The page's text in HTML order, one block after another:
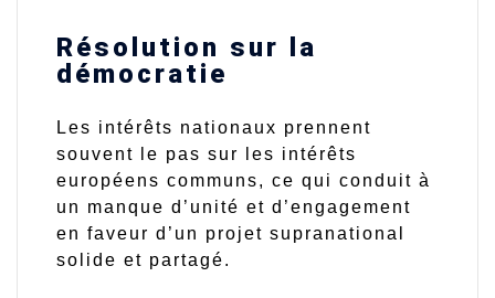
Résolution sur la
démocratie
Les intérêts nationaux prennent
souvent le pas sur les intérêts
européens communs, ce qui conduit à
un manque d’unité et d’engagement
en faveur d’un projet supranational
solide et partagé.